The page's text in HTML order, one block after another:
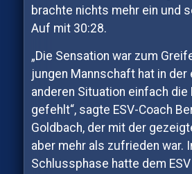
brachte nichts mehr ein und
Auf mit 30:28.
„Die Sensation war zum
jungen Mannschaft hat in der
anderen Situation einfach die
gefehlt“, sagte ESV-Coach
Goldbach, der mit der
aber mehr als zufrieden war.
Schlussphase hatte dem